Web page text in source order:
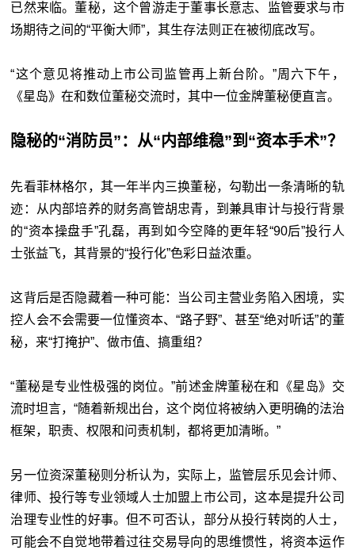
已然来临。董秘，这个曾游走于董事长意志、监管要求与市
场期待之间的“平衡大师”，其生存法则正在被彻底改写。
“这个意见将推动上市公司监管再上新台阶。”周六下午，
《星岛》在和数位董秘交流时，其中一位金牌董秘便直言。
隐秘的“消防员”：从“内部维稳”到“资本手术”？
先看菲林格尔，其一年半内三换董秘，勾勒出一条清晰的轨
迹：从内部培养的财务高管胡忠青，到兼具审计与投行背景
的“资本操盘手”孔磊，再到如今空降的更年轻“90后”投行人
士张益飞，其背景的“投行化”色彩日益浓重。
这背后是否隐藏着一种可能：当公司主营业务陷入困境，实
控人会不会需要一位懂资本、“路子野”、甚至“绝对听话”的董
秘，来“打掩护”、做市值、搞重组？
“董秘是专业性极强的岗位。”前述金牌董秘在和《星岛》交
流时坦言，“随着新规出台，这个岗位将被纳入更明确的法治
框架，职责、权限和问责机制，都将更加清晰。”
另一位资深董秘则分析认为，实际上，监管层乐见会计师、
律师、投行等专业领域人士加盟上市公司，这本是提升公司
治理专业性的好事。但不可否认，部分从投行转岗的人士，
可能会不自觉地带着过往交易导向的思维惯性，将资本运作